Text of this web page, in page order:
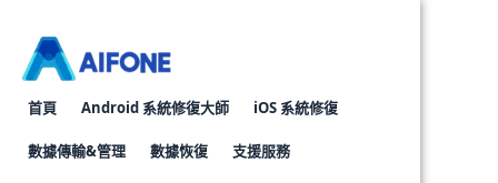
首頁 Android 系統修復大師 iOS 系統修復
數據傳輸&管理 數據恢復 支援服務